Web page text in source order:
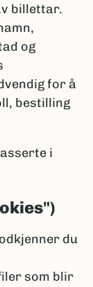
billettar.
og
for å
bestilling
i
du
som blir